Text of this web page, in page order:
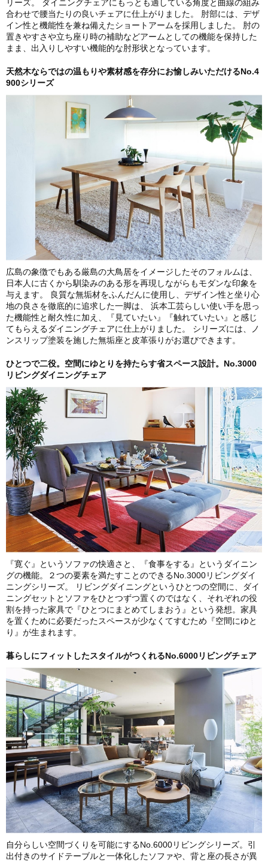
リーズ。 ダイニングチェアにもっとも適している角度と曲線の組み
合わせで腰当たりの良いチェアに仕上がりました。 肘部には、デザ
イン性と機能性を兼ね備えたショートアームを採用しました。 肘の
置きやすさや立ち座り時の補助などアームとしての機能を保持した
まま、出入りしやすい機能的な肘形状となっています。
天然木ならではの温もりや素材感を存分にお愉しみいただけるNo.4
900シリーズ
広島の象徴でもある厳島の大鳥居をイメージしたそのフォルムは、
日本人に古くから馴染みのある形を再現しながらもモダンな印象を
与えます。 良質な無垢材をふんだんに使用し、デザイン性と坐り心
地の良さを徹底的に追求した一脚は、 浜本工芸らしい使い手を思っ
た機能性と耐久性に加え、『見ていたい』『触れていたい』と感じ
てもらえるダイニングチェアに仕上がりました。 シリーズには、ノ
ンスリップ塗装を施した無垢座と皮革張りがお選びできます。
ひとつで二役。空間にゆとりを持たらす省スペース設計。No.3000
リビングダイニングチェア
『寛ぐ』というソファの快適さと、『食事をする』というダイニン
グの機能。２つの要素を満たすことのできるNo.3000リビングダイ
ニングシリーズ。 リビングダイニングというひとつの空間に、ダイ
ニングセットとソファをひとつずつ置くのではなく、それぞれの役
割を持った家具で『ひとつにまとめてしまおう』という発想。家具
を置くために必要だったスペースが少なくてすむため『空間にゆと
り』が生まれます。
暮らしにフィットしたスタイルがつくれるNo.6000リビングチェア
自分らしい空間づくりを可能にするNo.6000リビングシリーズ。引
出付きのサイドテーブルと一体化したソファや、背と座の長さが異